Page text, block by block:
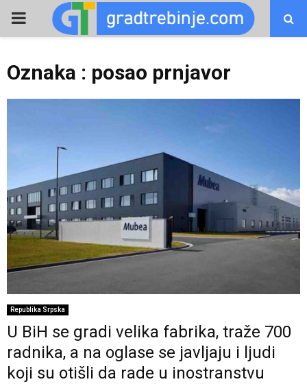
PRIMARY
Oznaka : posao prnjavor
Republika Srpska
U BiH se gradi velika fabrika, traže 700
radnika, a na oglase se javljaju i ljudi
koji su otišli da rade u inostranstvu